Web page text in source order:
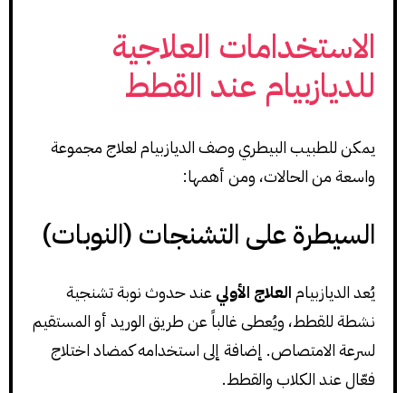
الاستخدامات العلاجية
للديازبيام عند القطط
يمكن للطبيب البيطري وصف الديازبيام لعلاج مجموعة
واسعة من الحالات، ومن أهمها:
السيطرة على التشنجات (النوبات)
يُعد الديازبيامالعلاج الأوليعند حدوث نوبة تشنجية
نشطة للقطط، ويُعطى غالباً عن طريق الوريد أو المستقيم
لسرعة الامتصاص. إضافة إلى استخدامه كمضاد اختلاج
فعّال عند الكلاب والقطط.